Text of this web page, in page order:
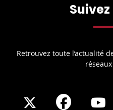
Suivez
Retrouvez toute l’actualité
ShareShare